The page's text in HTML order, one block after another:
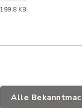
199,8 KB
Alle